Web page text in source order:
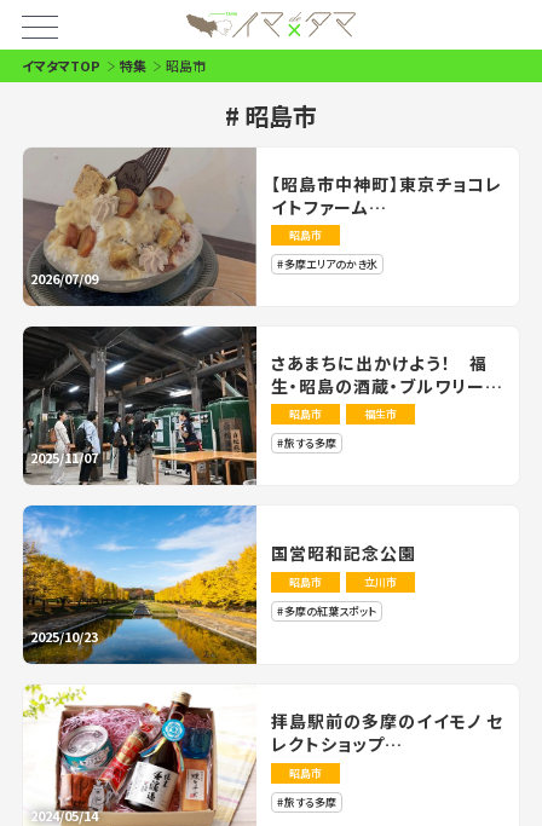
イマタマTOP 特集 昭島市
昭島市
2026/07/09
【昭島市中神町】東京チョコレ
イトファーム
旬のフルーツを贅沢に使った
ショコラティエが手がける「シ
ョコラかき氷」をどうぞ！
昭島市
多摩エリアのかき氷
2025/11/07
さあまちに出かけよう！ 福
生・昭島の酒蔵・ブルワリーを
めぐる旅４選！
昭島市
福生市
旅する多摩
2025/10/23
国営昭和記念公園
昭島市
立川市
多摩の紅葉スポット
2024/05/14
拝島駅前の多摩のイイモノ セ
レクトショップ
「たまてばこ」がイートインコ
ーナーをスタート
昭島市
旅する多摩